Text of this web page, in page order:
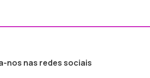
nos nas redes sociais